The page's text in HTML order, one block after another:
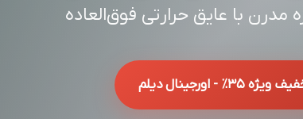
مدرن با عایق حرارتی فوق‌العاده
۳۵٪ - اورجینال دیلم